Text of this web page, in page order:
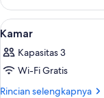
Kamar
Lihat
semua
foto
untuk
Kamar
13
Kamar
Kapasitas 3
Wi-Fi Gratis
Rincian selengkapnya
Rincian